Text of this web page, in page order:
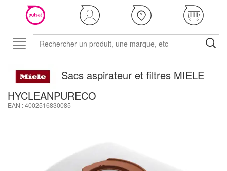
Sacs aspirateur et filtres MIELE
HYCLEANPURECO
EAN : 4002516830085